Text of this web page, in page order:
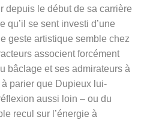
depuis le début de sa carrière
qu’il se sent investi d’une
geste artistique semble chez
associent forcément
bâclage et ses admirateurs à
parier que Dupieux lui-
aussi loin – ou du
recul sur l’énergie à